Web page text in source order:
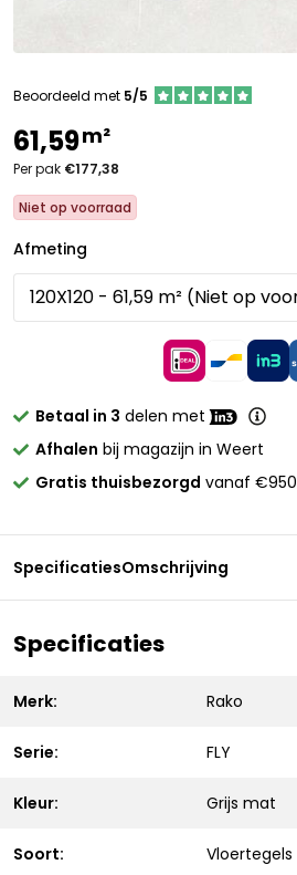
Beoordeeld met 5/5
61,59m²
Per pak €177,38
Niet op voorraad
Afmeting
Betaal in 3 delen met
Afhalen bij magazijn in Weert
Gratis thuisbezorgd vanaf €950
SpecificatiesOmschrijving
Specificaties
Merk: Rako
Serie: FLY
Kleur: Grijs mat
Soort: Vloertegels